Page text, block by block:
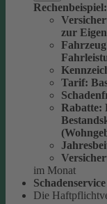
Rechenbeispiel:
zur
Fahrzeug
Tarif:
Rabatte:
im Monat
Die